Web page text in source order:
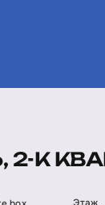
2-К